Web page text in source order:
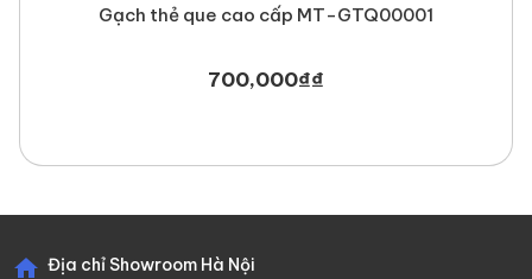
Gạch thẻ que cao cấp MT-GTQ00001
700,000₫₫
Địa chỉ Showroom Hà Nội